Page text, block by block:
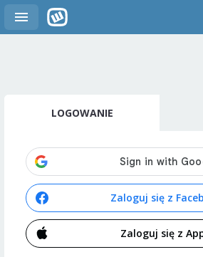
LOGOWANIE
Zaloguj się z
Zaloguj się z